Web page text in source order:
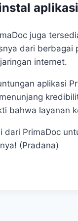
aplikasi
juga
dari
internet.
aplikasi
bahwa layanan
dari PrimaDoc
(Pradana)